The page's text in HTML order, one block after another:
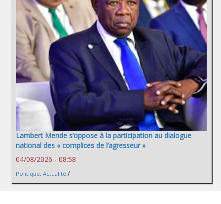
Lambert Mende s’oppose à la participation au dialogue
national des « complices de l’agresseur »
04/08/2026 - 08:58
Politique, Actualité /